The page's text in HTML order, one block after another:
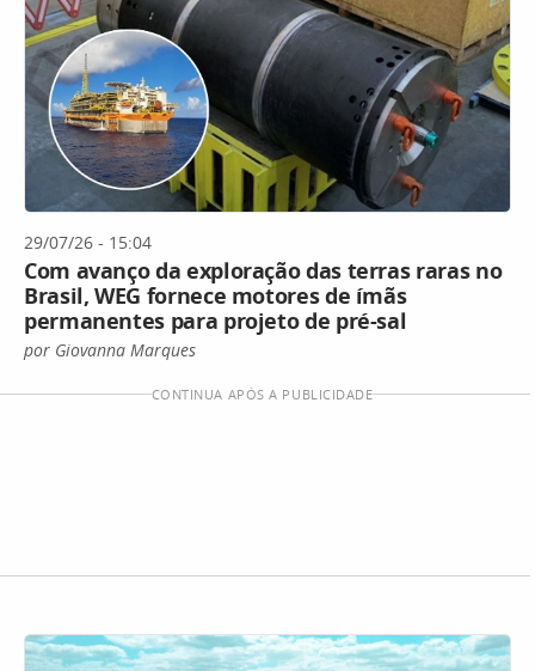
29/07/26 - 15:04
Com avanço da exploração das terras raras no
Brasil, WEG fornece motores de ímãs
permanentes para projeto de pré-sal
por Giovanna Marques
CONTINUA APÓS A PUBLICIDADE